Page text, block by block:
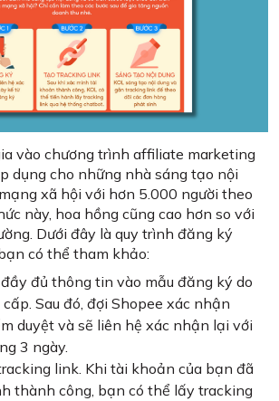
vào chương trình affiliate marketing
dụng cho những nhà sáng tạo nội
xã hội với hơn 5.000 người theo
này, hoa hồng cũng cao hơn so với
Dưới đây là quy trình đăng ký
có thể tham khảo:
đủ thông tin vào mẫu đăng ký do
Sau đó, đợi Shopee xác nhận
duyệt và sẽ liên hệ xác nhận lại với
3 ngày.
link. Khi tài khoản của bạn đã
thành công, bạn có thể lấy tracking